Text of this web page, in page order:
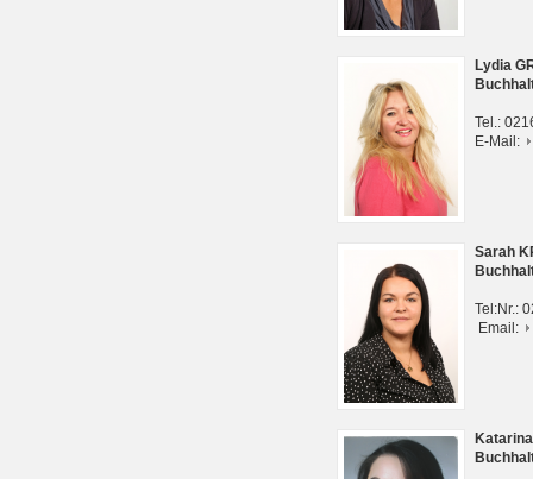
Lydia
Tel.:
E-Mail:
Sarah
Tel:Nr.:
Email: